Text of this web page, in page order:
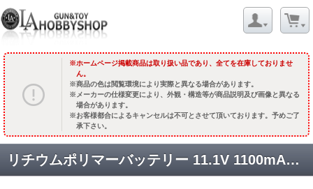
ホームページ掲載商品は取り扱い品であり、全てを在庫しておりませ
ん。
商品の色は閲覧環境により実際と異なる場合があります。
メーカーの仕様変更により、外観・構造等が商品説明及び画像と異なる
場合があります。
お客様都合によるキャンセルは不可とさせて頂いております。予めご了
承下さい。
リチウムポリマーバッテリー 11.1V 1100mAh 15C (104x21x12mm) [取寄]